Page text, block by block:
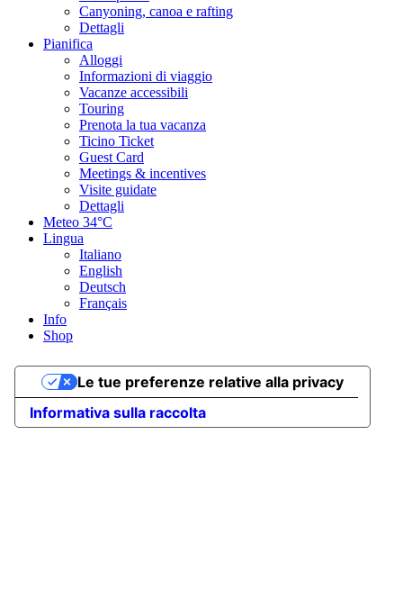
Canyoning, canoa e rafting
Dettagli
Pianifica
Alloggi
Informazioni di viaggio
Vacanze accessibili
Touring
Prenota la tua vacanza
Ticino Ticket
Guest Card
Meetings & incentives
Visite guidate
Dettagli
Meteo 34°C
Lingua
Italiano
English
Deutsch
Français
Info
Shop
Informativa sulla raccolta
Le tue preferenze relative alla privacy